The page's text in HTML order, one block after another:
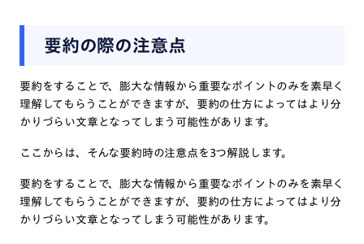
要約の際の注意点
要約をすることで、膨大な情報から重要なポイントのみを素早く
理解してもらうことができますが、要約の仕方によってはより分
かりづらい文章となってしまう可能性があります。
ここからは、そんな要約時の注意点を3つ解説します。
要約をすることで、膨大な情報から重要なポイントのみを素早く
理解してもらうことができますが、要約の仕方によってはより分
かりづらい文章となってしまう可能性があります。